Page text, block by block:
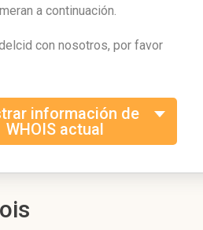
a continuación.
con nosotros, por favor
información de
WHOIS actual